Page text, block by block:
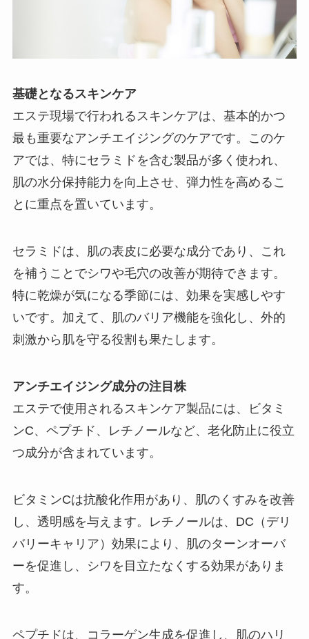
基礎となるスキンケア
エステ現場で行われるスキンケアは、基本的かつ
最も重要なアンチエイジングのケアです。このケ
アでは、特にセラミドを含む製品が多く使われ、
肌の水分保持能力を向上させ、弾力性を高めるこ
とに重点を置いています。
セラミドは、肌の表皮に必要な成分であり、これ
を補うことでシワや毛穴の改善が期待できます。
特に乾燥が気になる季節には、効果を実感しやす
いです。加えて、肌のバリア機能を強化し、外的
刺激から肌を守る役割も果たします。
アンチエイジング成分の注目株
エステで使用されるスキンケア製品には、ビタミ
ンC、ペプチド、レチノールなど、老化防止に役立
つ成分が含まれています。
ビタミンCは抗酸化作用があり、肌のくすみを改善
し、透明感を与えます。レチノールは、DC（デリ
バリーキャリア）効果により、肌のターンオーバ
ーを促進し、シワを目立たなくする効果がありま
す。
ペプチドは、コラーゲン生成を促進し、肌のハリ